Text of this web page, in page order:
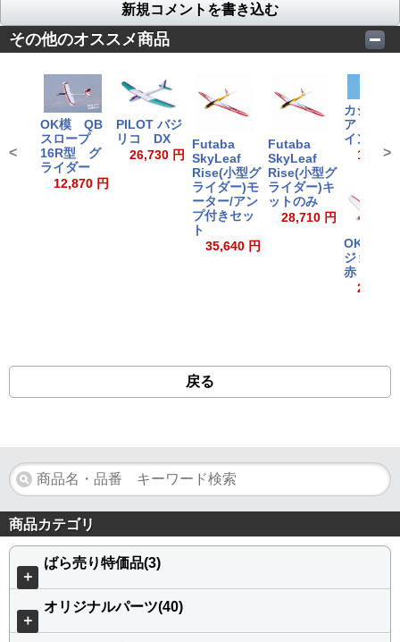
新規コメントを書き込む
その他のオススメ商品
OK模 QB
スロープ
16R型 グ
ライダー
12,870 円
PILOT バジ
リコ DX
26,730 円
Futaba
SkyLeaf
Rise(小型グ
ライダー)モ
ーター/アン
プ付きセッ
ト
35,640 円
Futaba
SkyLeaf
Rise(小型グ
ライダー)キ
ットのみ
28,710 円
カシオペ
ア アル
インド20
16,632
OK模型
ジョラム2
赤 DX※
24,750
< >
戻る
商品カテゴリ
＋
ばら売り特価品(3)
＋
オリジナルパーツ(40)